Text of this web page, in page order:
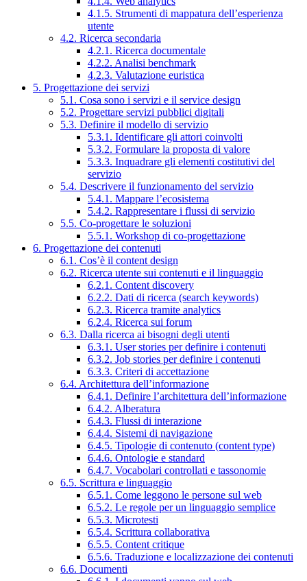
4.1.5. Strumenti di mappatura dell’esperienza
utente
4.2. Ricerca secondaria
4.2.1. Ricerca documentale
4.2.2. Analisi benchmark
4.2.3. Valutazione euristica
5. Progettazione dei servizi
5.1. Cosa sono i servizi e il service design
5.2. Progettare servizi pubblici digitali
5.3. Definire il modello di servizio
5.3.1. Identificare gli attori coinvolti
5.3.2. Formulare la proposta di valore
5.3.3. Inquadrare gli elementi costitutivi del
servizio
5.4. Descrivere il funzionamento del servizio
5.4.1. Mappare l’ecosistema
5.4.2. Rappresentare i flussi di servizio
5.5. Co-progettare le soluzioni
5.5.1. Workshop di co-progettazione
6. Progettazione dei contenuti
6.1. Cos’è il content design
6.2. Ricerca utente sui contenuti e il linguaggio
6.2.1. Content discovery
6.2.2. Dati di ricerca (search keywords)
6.2.3. Ricerca tramite analytics
6.2.4. Ricerca sui forum
6.3. Dalla ricerca ai bisogni degli utenti
6.3.1. User stories per definire i contenuti
6.3.2. Job stories per definire i contenuti
6.3.3. Criteri di accettazione
6.4. Architettura dell’informazione
6.4.1. Definire l’architettura dell’informazione
6.4.2. Alberatura
6.4.3. Flussi di interazione
6.4.4. Sistemi di navigazione
6.4.5. Tipologie di contenuto (content type)
6.4.6. Ontologie e standard
6.4.7. Vocabolari controllati e tassonomie
6.5. Scrittura e linguaggio
6.5.1. Come leggono le persone sul web
6.5.2. Le regole per un linguaggio semplice
6.5.3. Microtesti
6.5.4. Scrittura collaborativa
6.5.5. Content critique
6.5.6. Traduzione e localizzazione dei contenuti
6.6. Documenti